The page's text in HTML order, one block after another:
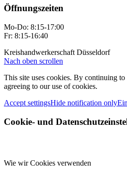
Öffnungszeiten
Mo-Do: 8:15-17:00
Fr: 8:15-16:40
Kreishandwerkerschaft Düsseldorf
Nach oben scrollen
This site uses cookies. By continuing
agreeing to our use of cookies.
Accept settingsHide notification only
Cookie- und
Wie wir Cookies verwenden